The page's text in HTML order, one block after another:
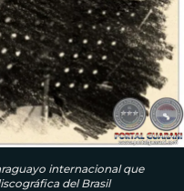
internacional que
del Brasil